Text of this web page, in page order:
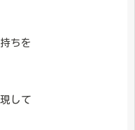
ちを
して